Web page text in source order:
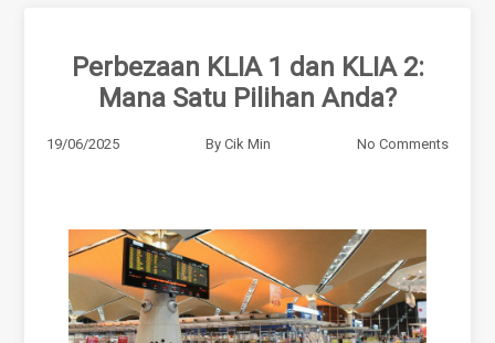
Perbezaan KLIA 1 dan KLIA 2:
Mana Satu Pilihan Anda?
19/06/2025 By Cik Min No Comments